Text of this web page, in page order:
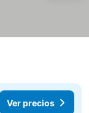
Ver precios